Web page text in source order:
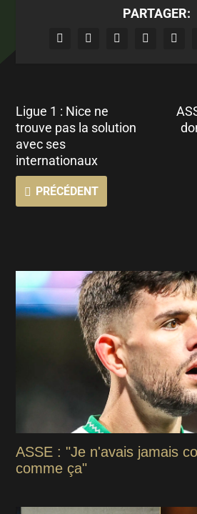
PARTAGER:
Ligue 1 : Nice ne
trouve pas la solution
avec ses
internationaux
PRÉCÉDENT
ASSE : "Je n'avais jamais
comme ça"